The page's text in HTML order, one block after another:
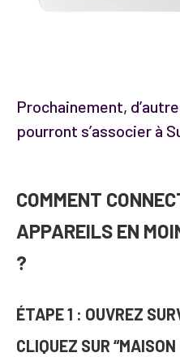
Prochainement,
pourront s’associer à
COMMENT
APPAREILS EN
?
ÉTAPE 1 : OUVREZ
CLIQUEZ SUR